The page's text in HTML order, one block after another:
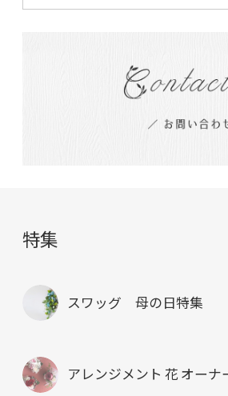
特集
スワッグ 母の日特集
アレンジメント 花 オーナ